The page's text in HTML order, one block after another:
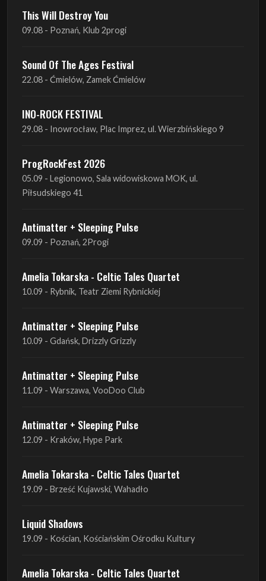
This Will Destroy You
09.08 - Poznań, Klub 2progi
Sound Of The Ages Festival
22.08 - Ćmielów, Zamek Ćmielów
INO-ROCK FESTIVAL
29.08 - Inowrocław, Plac Imprez, ul. Wierzbińskiego 9
ProgRockFest 2026
05.09 - Legionowo, Sala widowiskowa MOK, ul.
Piłsudskiego 41
Antimatter + Sleeping Pulse
09.09 - Poznań, 2Progi
Amelia Tokarska - Celtic Tales Quartet
10.09 - Rybnik, Teatr Ziemi Rybnickiej
Antimatter + Sleeping Pulse
10.09 - Gdańsk, Drizzly Grizzly
Antimatter + Sleeping Pulse
11.09 - Warszawa, VooDoo Club
Antimatter + Sleeping Pulse
12.09 - Kraków, Hype Park
Amelia Tokarska - Celtic Tales Quartet
19.09 - Brześć Kujawski, Wahadło
Liquid Shadows
19.09 - Kościan, Kościańskim Ośrodku Kultury
Amelia Tokarska - Celtic Tales Quartet